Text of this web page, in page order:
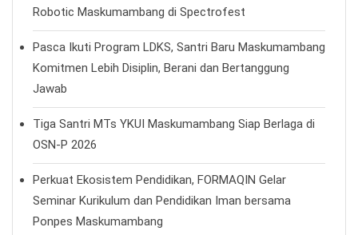
Robotic Maskumambang di Spectrofest
Pasca Ikuti Program LDKS, Santri Baru Maskumambang
Komitmen Lebih Disiplin, Berani dan Bertanggung
Jawab
Tiga Santri MTs YKUI Maskumambang Siap Berlaga di
OSN-P 2026
Perkuat Ekosistem Pendidikan, FORMAQIN Gelar
Seminar Kurikulum dan Pendidikan Iman bersama
Ponpes Maskumambang